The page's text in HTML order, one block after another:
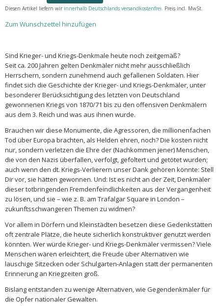
Diesen Artikel liefern wir innerhalb Deutschlands versandkostenfrei. Preis incl. MwSt.
Zum Wunschzettel hinzufügen
Sind Krieger- und Kriegs-Denkmale heute noch zeitgemäß?
Seit ca. 200 Jahren gelten Denkmäler nicht mehr ausschließlich
Herrschern, sondern zunehmend auch gefallenen Soldaten. Hier
findet sich die Geschichte der Krieger- und Kriegs-Denkmäler, unter
besonderer Berücksichtigung des letzten von Deutschland
gewonnenen Kriegs von 1870/71 bis zu den offensiven Denkmälern
aus dem 3. Reich und was aus ihnen wurde.
Brauchen wir diese Monumente, die Agressoren, die millionenfachen
Tod über Europa brachten, als Helden ehren, noch? Die kosten nicht
nur, sondern verletzen die Ehre der (Nachkommen jener) Menschen,
die von den Nazis überfallen, verfolgt, gefoltert und getötet wurden;
auch wenn den dt. Kriegs-Verlierern unser Dank gehören könnte: Stell
Dir vor, sie hätten gewonnen. Und: Ist es nicht an der Zeit, Denkmäler
dieser totbringenden Fremdenfeindlichkeiten aus der Vergangenheit
zu lösen, und sie – wie z. B. am Trafalgar Square in London –
zukunftsschwangeren Themen zu widmen?
Vor allem in Dörfern und Kleinstädten besetzen diese Gedenkstätten
oft zentrale Plätze, die heute sicherlich konstruktiver genutzt werden
könnten. Wer würde Krieger- und Kriegs-Denkmäler vermissen? Viele
Menschen wären erleichtert, die Freude über Alternativen wie
lauschige Sitzecken oder Schulgarten-Anlagen statt der permanenten
Erinnerung an Kriegzeiten groß.
Bislang entstanden zu wenige Alternativen, wie Gegendenkmäler für
die Opfer nationaler Gewalten.